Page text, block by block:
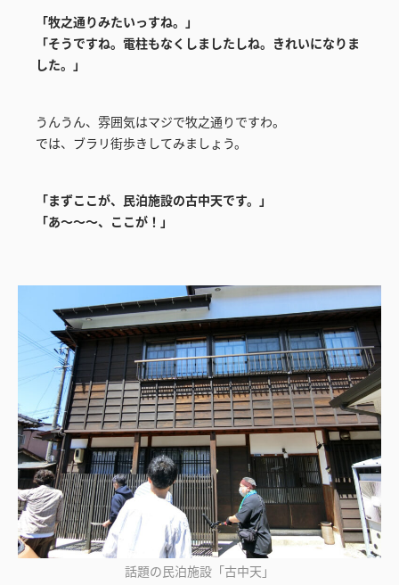
「牧之通りみたいっすね。」
「そうですね。電柱もなくしましたしね。きれいになりま
した。」
うんうん、雰囲気はマジで牧之通りですわ。
では、ブラリ街歩きしてみましょう。
「まずここが、民泊施設の古中天です。」
「あ～～～、ここが！」
話題の民泊施設「古中天」